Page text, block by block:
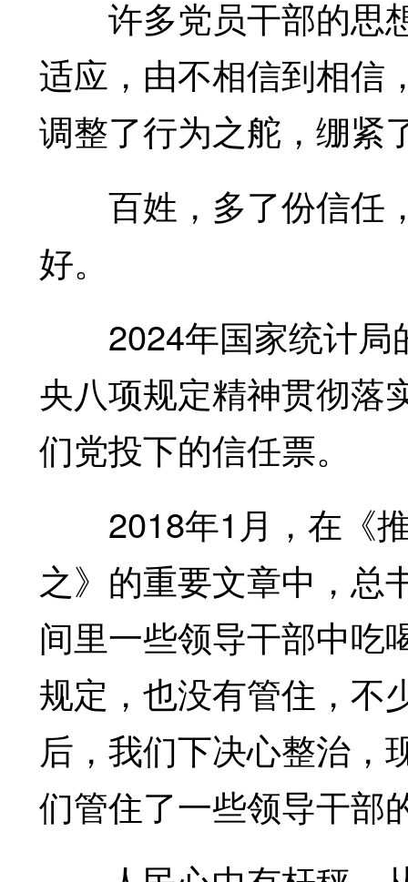
许多党员干部的思想
适应，由不相信到相信
调整了行为之舵，绷紧
百姓，多了份信任
好。
2024年国家统计局
央八项规定精神贯彻落
们党投下的信任票。
2018年1月，在《推
之》的重要文章中，总
间里一些领导干部中吃
规定，也没有管住，不
后，我们下决心整治，
们管住了一些领导干部